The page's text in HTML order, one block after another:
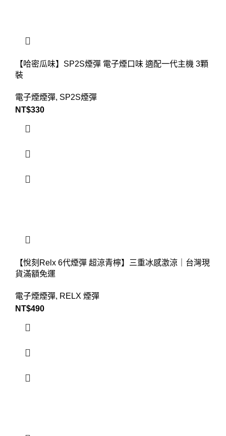
【哈密瓜味】SP2S煙彈 電子煙口味 適配一代主機 3顆
裝
電子煙煙彈, SP2S煙彈
NT$330
【悅刻Relx 6代煙彈 超涼青檸】三重冰感激涼｜台灣現
貨滿額免運
電子煙煙彈, RELX 煙彈
NT$490